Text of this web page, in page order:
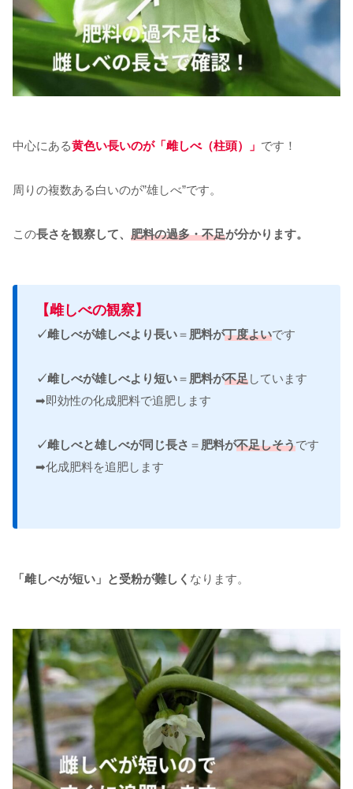
中心にある黄色い長いのが「雌しべ（柱頭）」 です！
周りの複数ある白いのが”雄しべ”です。
この長さを観察して、 肥料の過多・不足が分かります。
【雌しべの観察】
✓雌しべが雄しべより長い＝ 肥料が丁度よいです
✓雌しべが雄しべより短い＝ 肥料が不足しています
➡即効性の化成肥料で追肥します
✓雌しべと雄しべが同じ長さ ＝ 肥料が不足しそうです
➡化成肥料を追肥します
「雌しべが短い」と受粉が難しく なります。